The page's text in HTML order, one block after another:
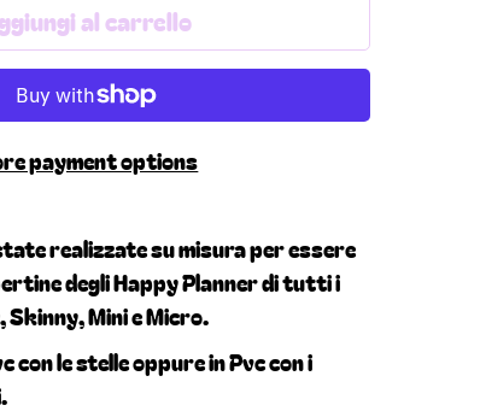
al carrello
payment options
realizzate su misura per essere
degli Happy Planner di tutti i
Mini e Micro.
con le stelle oppure in Pvc con i